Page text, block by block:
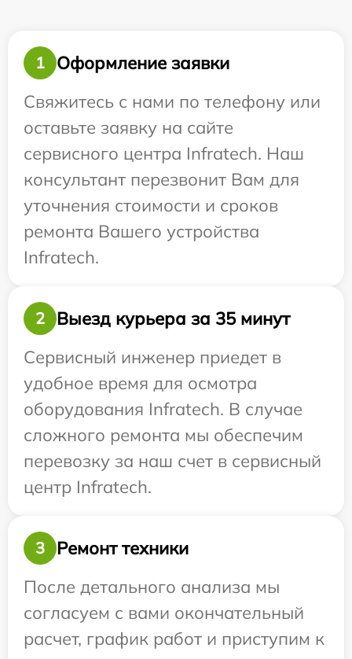
1
Оформление заявки
Свяжитесь с нами по телефону или
оставьте заявку на сайте
сервисного центра Infratech. Наш
консультант перезвонит Вам для
уточнения стоимости и сроков
ремонта Вашего устройства
Infratech.
2
Выезд курьера за 35 минут
Сервисный инженер приедет в
удобное время для осмотра
оборудования Infratech. В случае
сложного ремонта мы обеспечим
перевозку за наш счет в сервисный
центр Infratech.
3
Ремонт техники
После детального анализа мы
согласуем с вами окончательный
расчет, график работ и приступим к